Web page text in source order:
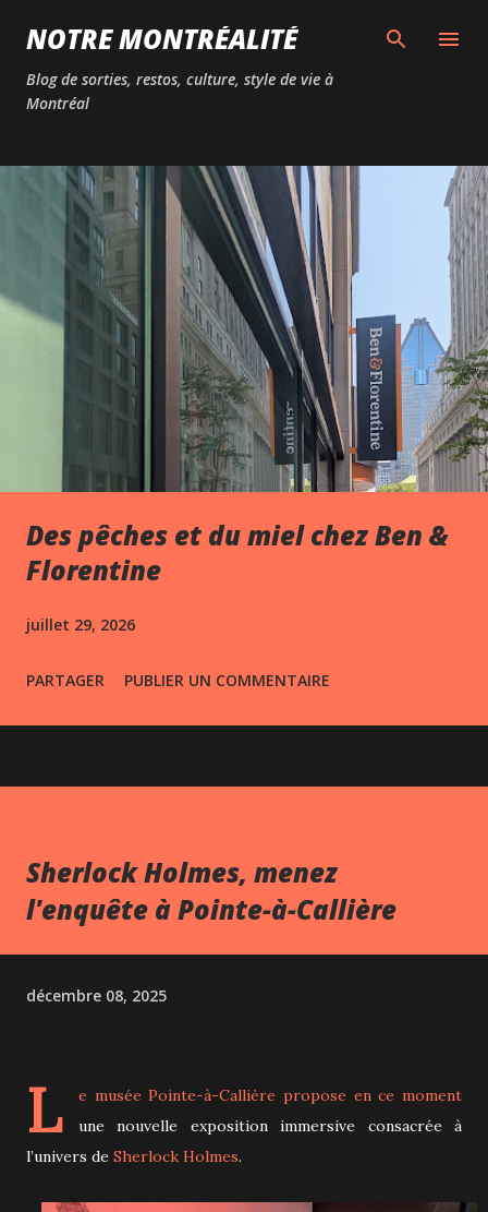
Passer au contenu principal
NOTRE MONTRÉALITÉ
Blog de sorties, restos, culture, style de vie à
Montréal
Des pêches et du miel chez Ben &
Florentine
juillet 29, 2026
PARTAGER PUBLIER UN COMMENTAIRE
Sherlock Holmes, menez
l'enquête à Pointe-à-Callière
décembre 08, 2025
L
e musée Pointe-à-Callière propose en ce moment
une nouvelle exposition immersive consacrée à
l’univers de Sherlock Holmes.